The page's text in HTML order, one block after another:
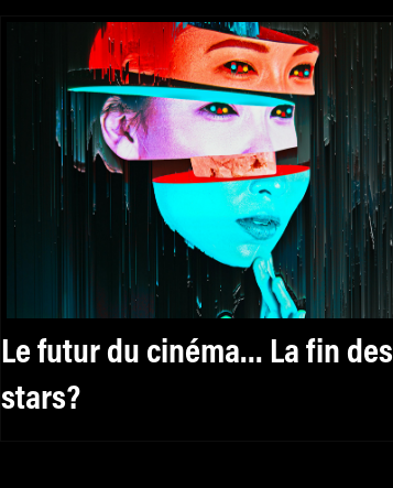
Le futur du cinéma… La fin des
stars?